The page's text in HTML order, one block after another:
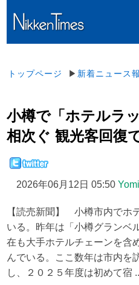
トップページ ▶ 新着ニュース
小樽で「ホテルラ
相次ぐ 観光客回復
2026年06月12日 05:50
【読売新聞】 小樽市内でホ
いる。昨年は「小樽グランベ
在も大手ホテルチェーンを含
んでいる。ここ数年は市内を
し、２０２５年度は初めて宿